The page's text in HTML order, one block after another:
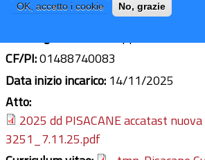
OK, accetto i cookie
No, grazie
Ultimo
CF/PI:01488740083
Data inizio incarico: 14/11/2025
Atto:
2025 dd PISACANE accatast
3251_7.11.25.pdf